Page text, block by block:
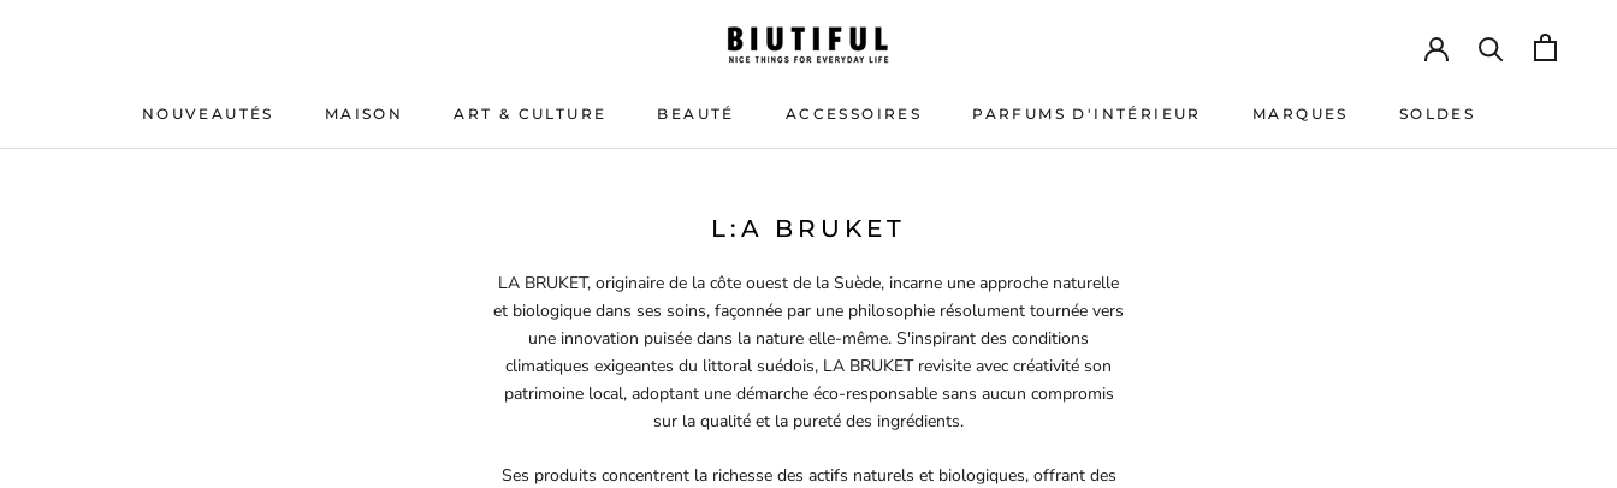
NOUVEAUTÉS
MAISON
ART & CULTURE
BEAUTÉ
ACCESSOIRES
PARFUMS D'INTÉRIEUR
MARQUES
SOLDES
L:A BRUKET
LA BRUKET, originaire de la côte ouest de la Suède, incarne une approche naturelle
et biologique dans ses soins, façonnée par une philosophie résolument tournée vers
une innovation puisée dans la nature elle-même. S'inspirant des conditions
climatiques exigeantes du littoral suédois, LA BRUKET revisite avec créativité son
patrimoine local, adoptant une démarche éco-responsable sans aucun compromis
sur la qualité et la pureté des ingrédients.
Ses produits concentrent la richesse des actifs naturels et biologiques, offrant des